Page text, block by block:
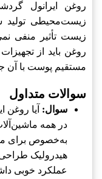
زیست‌محیطی تولید
زیست تأثیر منفی
روغن باید از
مستقیم پوست با آن
سوالات متداول
سوال:
در همه
به‌خصوص برای
هیدرولیک
عملکرد خوبی